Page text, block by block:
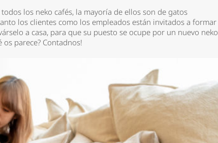
los neko cafés, la mayoría de ellos son de gatos
los clientes como los empleados están invitados a formar
a casa, para que su puesto se ocupe por un nuevo neko
parece? Contadnos!